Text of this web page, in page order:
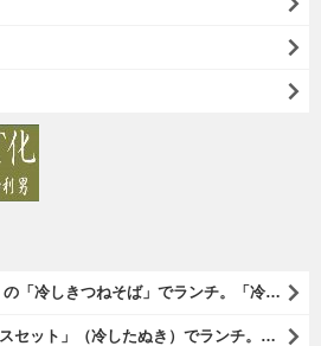
久しぶりに『文殊 浅草店』の「冷しきつねそば」でランチ。「冷しきつめそば」のうまさは甘さである。 あたしは思い出していたのだ。この甘さのせいで「きつねそば」を敬遠していたのか、と。 でも、うまかったのだよ（笑）。（文殊 浅草店：浅草一丁目：浅草地下街）
『琴富貴』の「カレーライスセット」（冷したぬき）でランチ。所謂「蕎麦屋のカレー」と『琴富貴』の夏の定番「冷したぬき」である。勿論、これはダブルでうまいのだよ（笑）。（琴富貴：墨田区吾妻橋1）